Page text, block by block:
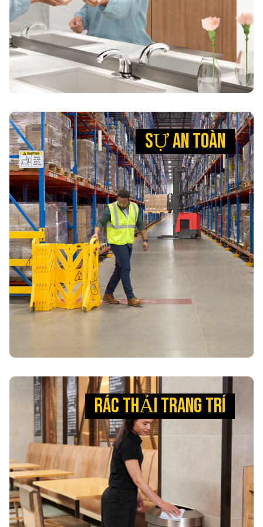
mang lại sự thoải mái và tiện lợi, chúng tôi giúp
khách trở nên dễ dàng hơn bao giờ hết.
XEM SẢN PHẨM
SỰ AN TOÀN
SỰ AN TOÀN
ĐẶT SỰ AN TOÀN CỦA BẠN LÊN
HÀNG ĐẦU
Các sản phẩm an toàn đa dạng của chúng tôi cảnh
báo khách hàng và nhân viên về các mối nguy
hiểm, ngăn ngừa trượt ngã. Chúng tôi giúp giảm
thiểu các sự cố trước khi chúng xảy ra.
XEM SẢN PHẨM
RÁC THẢI TRANG TRÍ
RÁC THẢI TRANG TRÍ
ĐƯỢC THIẾT KẾ ĐỂ CHỊU
ĐƯỢC THỬ THÁCH CỦA THỜI
GIAN
Giải pháp xử lý rác thải đáng tin cậy, phù hợp với
mọi không gian nội thất. Sản phẩm của chúng tôi